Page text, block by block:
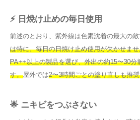
⚡ 日焼け止めの毎日使用
前述のとおり、紫外線は色素沈着の最大の敵
は特に、毎日の日焼け止め使用が欠かせま
PA++以上の製品を選び、外出の約15〜30分
す。屋外では2〜3時間ごとの塗り直しも推
🌟 ニキビをつぶさない